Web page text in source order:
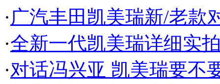
·广汽丰田凯美瑞新/老款
·全新一代凯美瑞详细实
·对话冯兴亚 凯美瑞要不